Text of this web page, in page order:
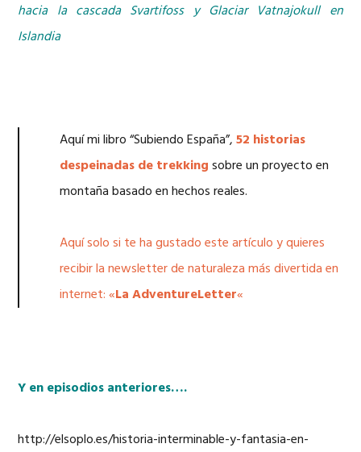
hacia la cascada Svartifoss y Glaciar Vatnajokull en
Islandia
Aquí mi libro “Subiendo España”,52 historias
despeinadas de trekking sobre un proyecto en
montaña basado en hechos reales.
Aquí solo si te ha gustado este artículo y quieres
recibir la newsletter de naturaleza más divertida en
internet: «La AdventureLetter«
Y en episodios anteriores….
http://elsoplo.es/historia-interminable-y-fantasia-en-